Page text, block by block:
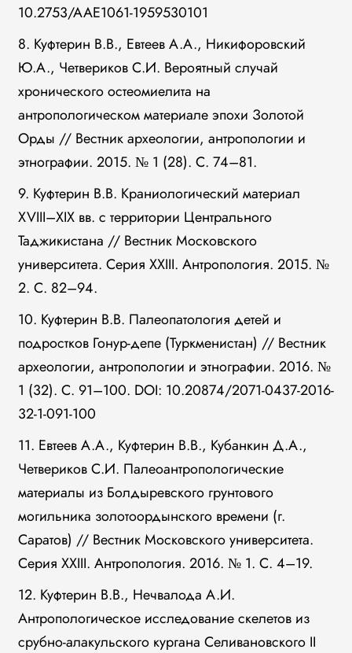
10.2753/AAE1061-1959530101
8. Куфтерин В.В., Евтеев А.А., Никифоровский
Ю.А., Четвериков С.И. Вероятный случай
хронического остеомиелита на
антропологическом материале эпохи Золотой
Орды // Вестник археологии, антропологии и
этнографии. 2015. № 1 (28). С. 74–81.
9. Куфтерин В.В. Краниологический материал
XVIII–XIX вв. с территории Центрального
Таджикистана // Вестник Московского
университета. Серия XXIII. Антропология. 2015. №
2. С. 82–94.
10. Куфтерин В.В. Палеопатология детей и
подростков Гонур-депе (Туркменистан) // Вестник
археологии, антропологии и этнографии. 2016. №
1 (32). С. 91–100. DOI: 10.20874/2071-0437-2016-
32-1-091-100
11. Евтеев А.А., Куфтерин В.В., Кубанкин Д.А.,
Четвериков С.И. Палеоантропологические
материалы из Болдыревского грунтового
могильника золотоордынского времени (г.
Саратов) // Вестник Московского университета.
Серия XXIII. Антропология. 2016. № 1. С. 4–19.
12. Куфтерин В.В., Нечвалода А.И.
Антропологическое исследование скелетов из
срубно-алакульского кургана Селивановского II